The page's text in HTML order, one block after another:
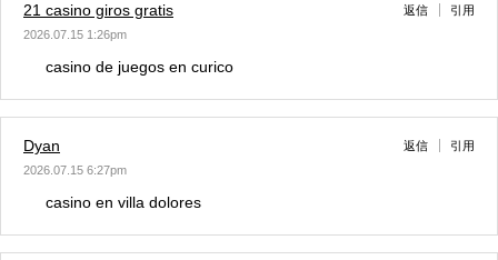
21 casino giros gratis
2026.07.15 1:26pm
返信 引用
casino de juegos en curico
Dyan
2026.07.15 6:27pm
返信 引用
casino en villa dolores